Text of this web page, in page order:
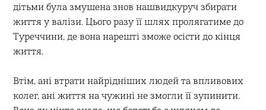
дітьми була змушена знов нашвидкуруч збирати
життя у валізи. Цього разу її шлях пролягатиме до
Туреччини, де вона нарешті зможе осісти до кінця
життя.
Втім, ані втрати найрідніших людей та впливових
колег, ані життя на чужині не змогли її зупинити.